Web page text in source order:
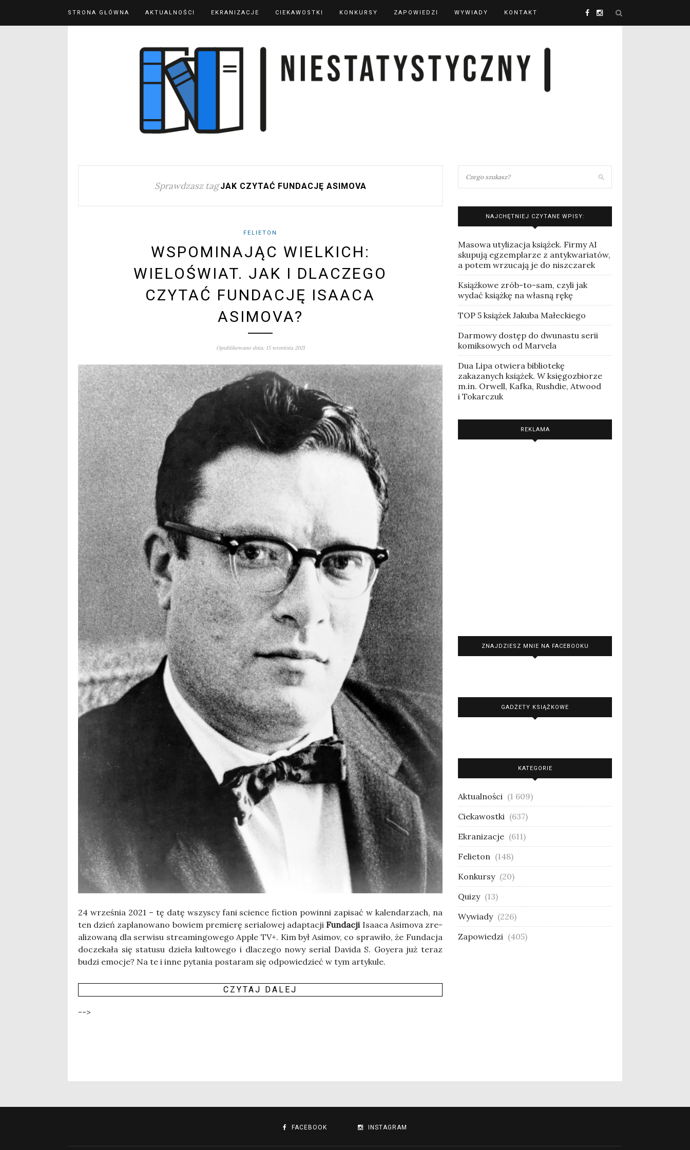
STRONA GŁÓWNA AKTUALNOŚCI EKRANIZACJE CIEKAWOSTKI KONKURSY ZAPOWIEDZI WYWIADY KONTAKT
Sprawdzasz tag JAK CZYTAĆ FUNDACJĘ ASIMOVA
FELIETON
WSPOMINAJĄC WIELKICH:
WIELOŚWIAT. JAK I DLACZEGO
CZYTAĆ FUNDACJĘ ISAACA
ASIMOVA?
Opublikowano dnia: 15 września 2021
24 wrze­śnia 2021 – tę datę wszy­scy fani scien­ce fic­tion powin­ni zapi­sać w kalen­da­rzach, na
ten dzień zapla­no­wa­no bowiem pre­mie­rę seria­lo­wej adap­ta­cjiFun­da­cjiIsa­aca Asi­mo­va zre­
ali­zo­wa­ną dla ser­wi­su stre­amin­go­we­go Apple TV+. Kim był Asi­mov, co spra­wi­ło, że Fun­da­cja
docze­ka­ła się sta­tu­su dzie­ła kul­to­we­go i dla­cze­go nowy serial Davi­da S. Goy­era już teraz
budzi emo­cje? Na te i inne pyta­nia posta­ram się odpo­wie­dzieć w tym arty­ku­le.
CZY­TAJ DALEJ
-->
NAJCHĘTNIEJ CZYTANE WPISY:
Masowa utylizacja książek. Firmy AI
skupują egzemplarze z antykwariatów,
a potem wrzucają je do niszczarek
Książkowe zrób-to-sam, czyli jak
wydać książkę na własną rękę
TOP 5 książek Jakuba Małeckiego
Darmowy dostęp do dwunastu serii
komiksowych od Marvela
Dua Lipa otwiera bibliotekę
zakazanych książek. W księgozbiorze
m.in. Orwell, Kafka, Rushdie, Atwood
i Tokarczuk
REKLAMA
ZNAJDZIESZ MNIE NA FACEBOOKU
GADŻETY KSIĄŻKOWE
KATEGORIE
Aktualności (1 609)
Ciekawostki (637)
Ekranizacje (611)
Felieton (148)
Konkursy (20)
Quizy (13)
Wywiady (226)
Zapowiedzi (405)
FACEBOOK INSTAGRAM